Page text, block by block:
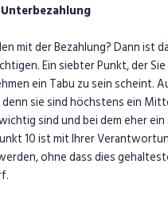
mit der Bezahlung? Dann ist
Ein siebter Punkt, der
ein Tabu zu sein scheint.
sie sind höchstens ein
sind und bei dem eher
10 ist mit Ihrer
ohne dass dies